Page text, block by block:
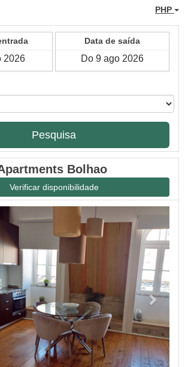
PHP
Data de saída
Pesquisa
Bolhao
Verificar disponibilidade